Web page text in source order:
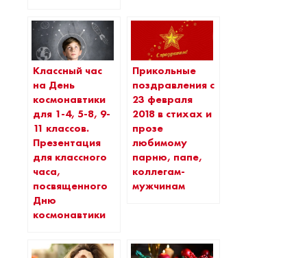
Классный час
на День
космонавтики
для 1-4, 5-8, 9-
11 классов.
Презентация
для классного
часа,
посвященного
Дню
космонавтики
Прикольные
поздравления с
23 февраля
2018 в стихах и
прозе
любимому
парню, папе,
коллегам-
мужчинам